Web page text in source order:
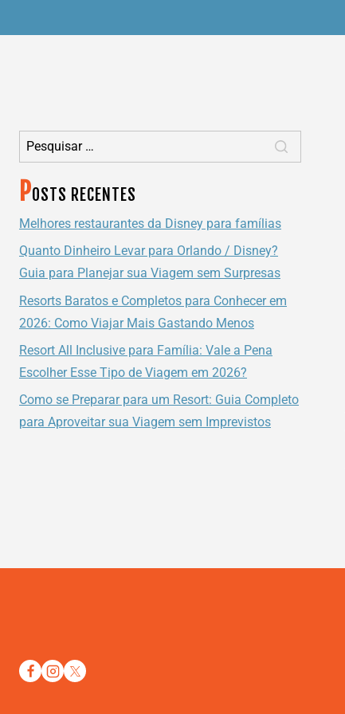
Pesquisar por:
POSTS RECENTES
Melhores restaurantes da Disney para famílias
Quanto Dinheiro Levar para Orlando / Disney?
Guia para Planejar sua Viagem sem Surpresas
Resorts Baratos e Completos para Conhecer em
2026: Como Viajar Mais Gastando Menos
Resort All Inclusive para Família: Vale a Pena
Escolher Esse Tipo de Viagem em 2026?
Como se Preparar para um Resort: Guia Completo
para Aproveitar sua Viagem sem Imprevistos